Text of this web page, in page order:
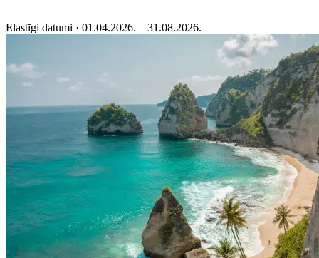
Elastīgi datumi · 01.04.2026. – 31.08.2026.